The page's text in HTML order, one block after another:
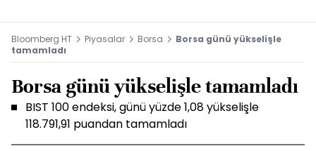
Bloomberg HT Piyasalar Borsa
Borsa günü yükselişle
tamamladı
Borsa günü yükselişle tamamladı
BIST 100 endeksi, günü yüzde 1,08 yükselişle
118.791,91 puandan tamamladı